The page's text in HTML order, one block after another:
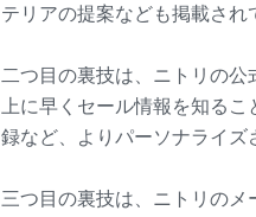
テリアの提案なども掲載され
二つ目の裏技は、ニトリの
上に早くセール情報を知る
録など、よりパーソナライズ
三つ目の裏技は、ニトリの